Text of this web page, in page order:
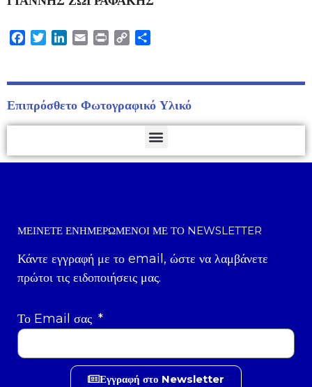
Facebook
TwitterLinkedIn
EmailPrint Copy
Επιπρόσθετο Φωτογραφικό Υλικό
ΜΕΊΝΕΤΕ ΕΝΗΜΕΡΩΜΈΝΟΙ ΜΕ ΤΟ NEWSLETTER
Κάντε εγγραφή με το email, ώστε να λαμβάνετε
πρώτοι τις ειδοποιήσεις μας.
Το Email σας
Εγγραφή στο Newsletter